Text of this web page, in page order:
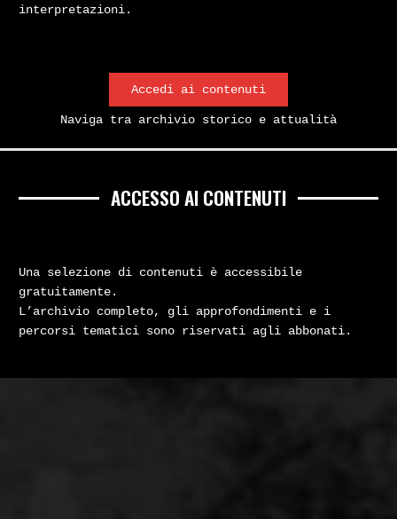
interpretazioni.
Accedi ai contenuti
Naviga tra archivio storico e attualità
ACCESSO AI CONTENUTI
Una selezione di contenuti è accessibile
gratuitamente.
L’archivio completo, gli approfondimenti e i
percorsi tematici sono riservati agli abbonati.